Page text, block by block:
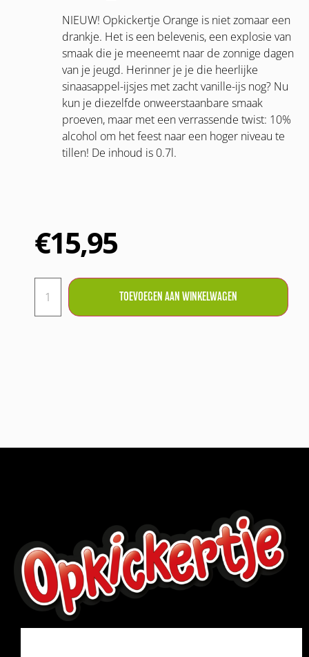
NIEUW! Opkickertje Orange is niet zomaar een
drankje. Het is een belevenis, een explosie van
smaak die je meeneemt naar de zonnige dagen
van je jeugd. Herinner je je die heerlijke
sinaasappel-ijsjes met zacht vanille-ijs nog? Nu
kun je diezelfde onweerstaanbare smaak
proeven, maar met een verrassende twist: 10%
alcohol om het feest naar een hoger niveau te
tillen! De inhoud is 0.7l.
€15,95
TOEVOEGEN AAN WINKELWAGEN